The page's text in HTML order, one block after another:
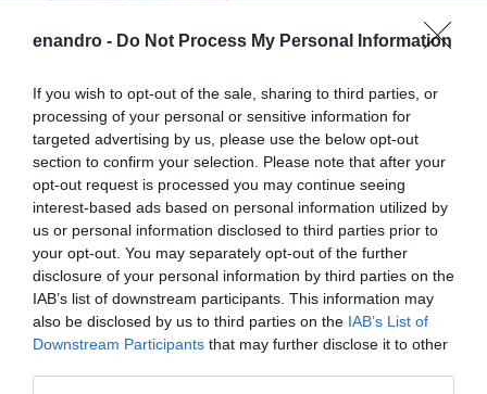
enandro - Do Not Process My Personal Information
If you wish to opt-out of the sale, sharing to third parties, or
processing of your personal or sensitive information for
targeted advertising by us, please use the below opt-out
section to confirm your selection. Please note that after your
opt-out request is processed you may continue seeing
interest-based ads based on personal information utilized by
us or personal information disclosed to third parties prior to
your opt-out. You may separately opt-out of the further
disclosure of your personal information by third parties on the
IAB’s list of downstream participants. This information may
also be disclosed by us to third parties on the IAB’s List of
Downstream Participants that may further disclose it to other
Προτεινόμενα άρθρα